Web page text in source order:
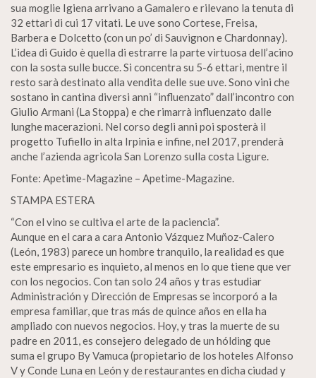
sua moglie Igiena arrivano a Gamalero e rilevano la tenuta di
32 ettari di cui 17 vitati. Le uve sono Cortese, Freisa,
Barbera e Dolcetto (con un po’ di Sauvignon e Chardonnay).
L’idea di Guido è quella di estrarre la parte virtuosa dell’acino
con la sosta sulle bucce. Si concentra su 5-6 ettari, mentre il
resto sarà destinato alla vendita delle sue uve. Sono vini che
sostano in cantina diversi anni “influenzato” dall’incontro con
Giulio Armani (La Stoppa) e che rimarrà influenzato dalle
lunghe macerazioni. Nel corso degli anni poi sposterà il
progetto Tufiello in alta Irpinia e infine, nel 2017, prenderà
anche l’azienda agricola San Lorenzo sulla costa Ligure.
Fonte: Apetime-Magazine – Apetime-Magazine.
STAMPA ESTERA
“Con el vino se cultiva el arte de la paciencia”.
Aunque en el cara a cara Antonio Vázquez Muñoz-Calero
(León, 1983) parece un hombre tranquilo, la realidad es que
este empresario es inquieto, al menos en lo que tiene que ver
con los negocios. Con tan solo 24 años y tras estudiar
Administración y Dirección de Empresas se incorporó a la
empresa familiar, que tras más de quince años en ella ha
ampliado con nuevos negocios. Hoy, y tras la muerte de su
padre en 2011, es consejero delegado de un hólding que
suma el grupo By Vamuca (propietario de los hoteles Alfonso
V y Conde Luna en León y de restaurantes en dicha ciudad y